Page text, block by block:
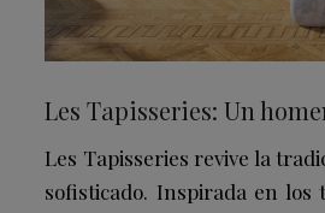
Les Tapisseries: Un
Les Tapisseries revive la
sofisticado. Inspirada en los